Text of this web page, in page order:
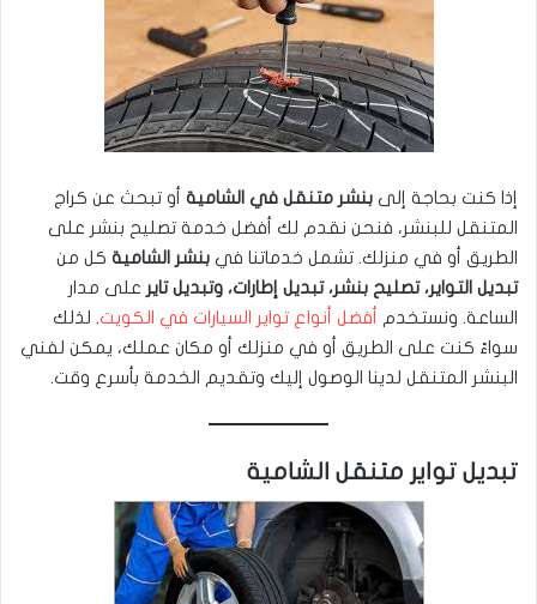
إذا كنت بحاجة إلى بنشر متنقل في الشامية أو تبحث عن كراج
المتنقل للبنشر، فنحن نقدم لك أفضل خدمة تصليح بنشر على
الطريق أو في منزلك. تشمل خدماتنا في بنشر الشامية كل من
تبديل التواير، تصليح بنشر، تبديل إطارات، وتبديل تاير على مدار
الساعة. ونستخدم
أفضل أنواع تواير السيارات في الكويت. لذلك
سواءً كنت على الطريق أو في منزلك أو مكان عملك، يمكن لفني
البنشر المتنقل لدينا الوصول إليك وتقديم الخدمة بأسرع وقت.
تبديل تواير متنقل الشامية